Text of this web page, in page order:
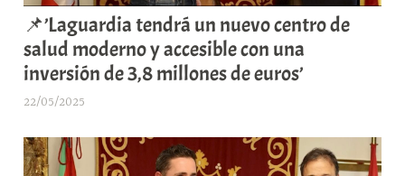
📌’Laguardia tendrá un nuevo centro de
salud moderno y accesible con una
inversión de 3,8 millones de euros’
22/05/2025
a
b